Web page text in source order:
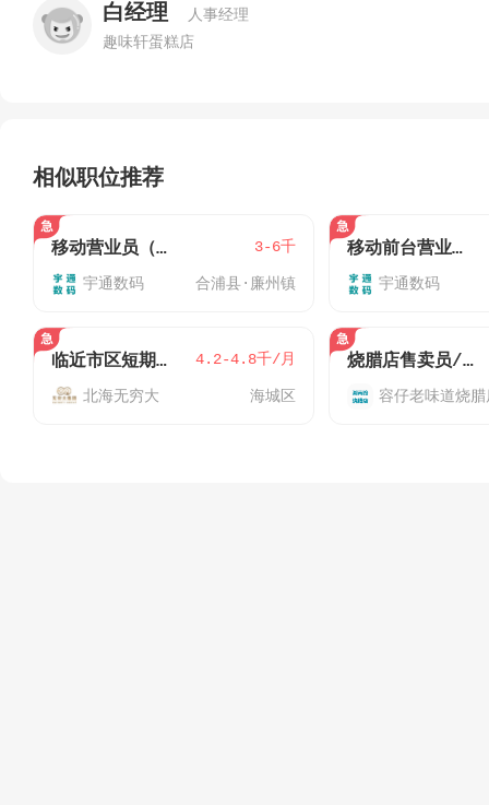
白经理
人事经理
趣味轩蛋糕店
相似职位推荐
移动营业员（合浦解放路营业厅） 3-6千
宇通数码 合浦县·廉州镇
移动前台营业员（月休6天西路/北云营业厅）
宇通数码
临近市区短期工坐班可做一个月 4.2-4.8千/月
北海无穷大 海城区
烧腊店售卖员/营业员
容仔老味道烧腊